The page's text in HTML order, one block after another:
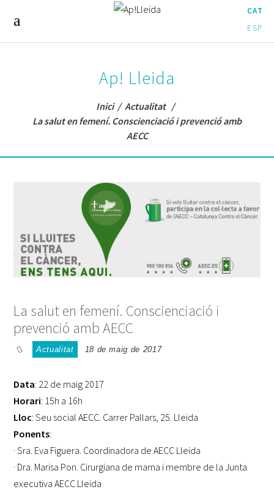
CAT
ESP
Ap! Lleida
Inici/ Actualitat /
La salut en femení. Conscienciació i prevenció amb
AECC
La salut en femení. Conscienciació i
prevenció amb AECC
Actualitat 18 de maig de 2017
Data: 22 de maig 2017
Horari: 15h a 16h
Lloc: Seu social AECC. Carrer Pallars, 25. Lleida
Ponents:
· Sra. Eva Figuera. Coordinadora de AECC Lleida
· Dra. Marisa Pon. Cirurgiana de mama i membre de la Junta
executiva AECC Lleida